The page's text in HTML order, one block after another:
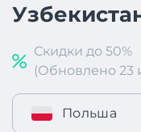
Скидки до 50%
(Обновлено 23
Польша